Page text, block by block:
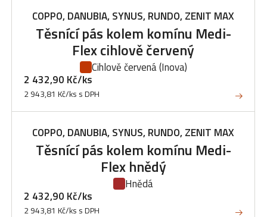
COPPO, DANUBIA, SYNUS, RUNDO, ZENIT MAX
Těsnící pás kolem komínu Medi-
Flex cihlově červený
Cihlově červená(Inova)
2 432,90 Kč/ks
2 943,81 Kč/ks s DPH
COPPO, DANUBIA, SYNUS, RUNDO, ZENIT MAX
Těsnící pás kolem komínu Medi-
Flex hnědý
Hnědá
2 432,90 Kč/ks
2 943,81 Kč/ks s DPH